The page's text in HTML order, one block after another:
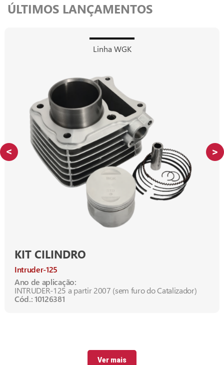
ÚLTIMOS LANÇAMENTOS
Linha WGK
KIT CILINDRO
Intruder-125
Ano de aplicação:
INTRUDER-125 a partir 2007 (sem furo do Catalizador)
Cód.: 10126381
Ver mais